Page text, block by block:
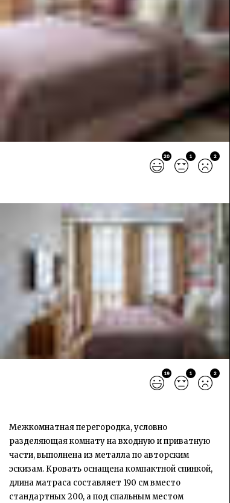
20 1 2
19 1 2
Межкомнатная перегородка, условно
разделяющая комнату на входную и приватную
части, выполнена из металла по авторским
эскизам. Кровать оснащена компактной спинкой,
длина матраса составляет 190 см вместо
стандартных 200, а под спальным местом